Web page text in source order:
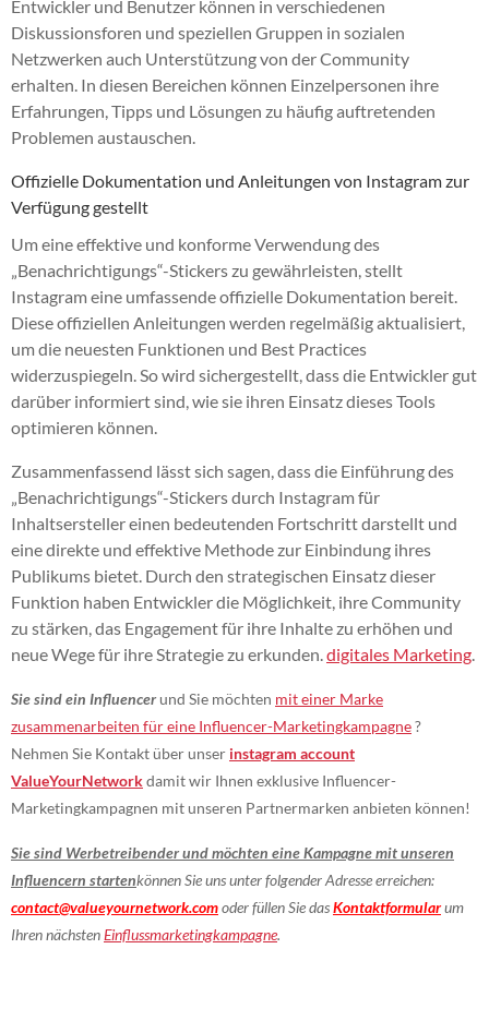
Entwickler und Benutzer können in verschiedenen
Diskussionsforen und speziellen Gruppen in sozialen
Netzwerken auch Unterstützung von der Community
erhalten. In diesen Bereichen können Einzelpersonen ihre
Erfahrungen, Tipps und Lösungen zu häufig auftretenden
Problemen austauschen.
Offizielle Dokumentation und Anleitungen von Instagram zur
Verfügung gestellt
Um eine effektive und konforme Verwendung des
„Benachrichtigungs“-Stickers zu gewährleisten, stellt
Instagram eine umfassende offizielle Dokumentation bereit.
Diese offiziellen Anleitungen werden regelmäßig aktualisiert,
um die neuesten Funktionen und Best Practices
widerzuspiegeln. So wird sichergestellt, dass die Entwickler gut
darüber informiert sind, wie sie ihren Einsatz dieses Tools
optimieren können.
Zusammenfassend lässt sich sagen, dass die Einführung des
„Benachrichtigungs“-Stickers durch Instagram für
Inhaltsersteller einen bedeutenden Fortschritt darstellt und
eine direkte und effektive Methode zur Einbindung ihres
Publikums bietet. Durch den strategischen Einsatz dieser
Funktion haben Entwickler die Möglichkeit, ihre Community
zu stärken, das Engagement für ihre Inhalte zu erhöhen und
neue Wege für ihre Strategie zu erkunden. digitales Marketing
Sie sind ein Influencerund Sie möchten mit einer Marke
zusammenarbeiten für eine Influencer-Marketingkampagne?
Nehmen Sie Kontakt über unser instagram account
ValueYourNetworkdamit wir Ihnen exklusive Influencer-
Marketingkampagnen mit unseren Partnermarken anbieten können!
Sie sind Werbetreibender und möchten eine Kampagne mit unseren
Influencern startenkönnen Sie uns unter folgender Adresse erreichen:
contact@valueyournetwork.comoder füllen Sie dasKontaktformularum
Ihren nächstenEinflussmarketingkampagne.